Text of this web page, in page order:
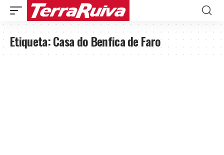
Etiqueta:Casa do Benfica de Faro